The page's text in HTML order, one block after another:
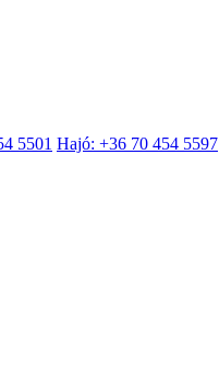
5501 Hajó: +36 70 454 5597